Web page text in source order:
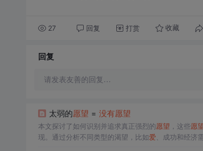
27 回复 打赏 收藏
回复
请发表友善的回复…
太弱的愿望 = 没有愿望
本文探讨了如何识别并追求真正强烈的愿望 ，这些愿
现。通过分析不同类型的渴望，比如爱 、成功和经济